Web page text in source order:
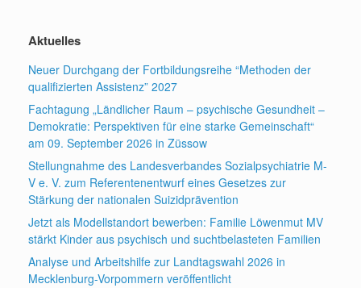
Aktuelles
Neuer Durchgang der Fortbildungsreihe “Methoden der
qualifizierten Assistenz” 2027
Fachtagung „Ländlicher Raum – psychische Gesundheit –
Demokratie: Perspektiven für eine starke Gemeinschaft“
am 09. September 2026 in Züssow
Stellungnahme des Landesverbandes Sozialpsychiatrie M-
V e. V. zum Referentenentwurf eines Gesetzes zur
Stärkung der nationalen Suizidprävention
Jetzt als Modellstandort bewerben: Familie Löwenmut MV
stärkt Kinder aus psychisch und suchtbelasteten Familien
Analyse und Arbeitshilfe zur Landtagswahl 2026 in
Mecklenburg-Vorpommern veröffentlicht